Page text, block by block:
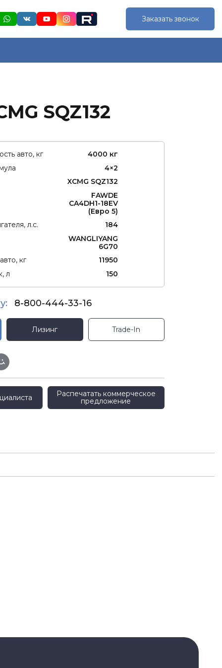
Заказать звонок
SQZ132
авто, кг
4000 кг
4×2
XCMG SQZ132
FAWDE
CA4DH1-18EV
(Евро 5)
л.с.
184
WANGLIYANG
6G70
кг
11950
л
150
8-800-444-33-16
Лизинг Trade-In
Распечатать коммерческое
предложение